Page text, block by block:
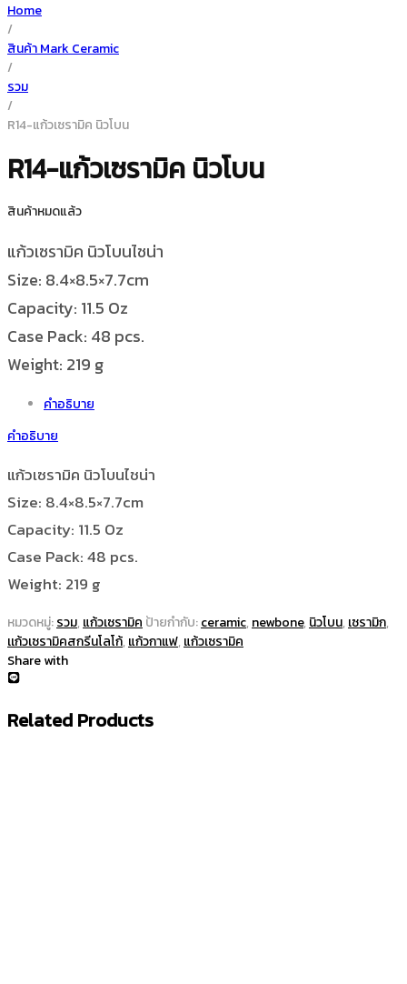
Home
/
สินค้า Mark Ceramic
/
รวม
/
R14-แก้วเซรามิค นิวโบน
R14-แก้วเซรามิค นิวโบน
สินค้าหมดแล้ว
แก้วเซรามิค นิวโบนไชน่า
Size: 8.4×8.5×7.7cm
Capacity: 11.5 Oz
Case Pack: 48 pcs.
Weight: 219 g
คำอธิบาย
คำอธิบาย
แก้วเซรามิค นิวโบนไชน่า
Size: 8.4×8.5×7.7cm
Capacity: 11.5 Oz
Case Pack: 48 pcs.
Weight: 219 g
หมวดหมู่:รวม, แก้วเซรามิค ป้ายกำกับ:ceramic, newbone, นิวโบน, เซรามิก,
เเก้วเซรามิคสกรีนโลโก้, แก้วกาแฟ, แก้วเซรามิค
Share with
Related Products